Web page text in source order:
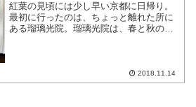
紅葉の見頃には少し早い京都に日帰り。
最初に行ったのは、ちょっと離れた所に
ある瑠璃光院。瑠璃光院は、春と秋の特
2018.11.14